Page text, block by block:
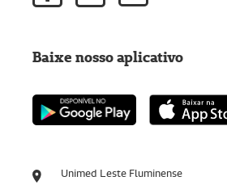
Unimed Leste Fluminense
Baixe nosso aplicativo